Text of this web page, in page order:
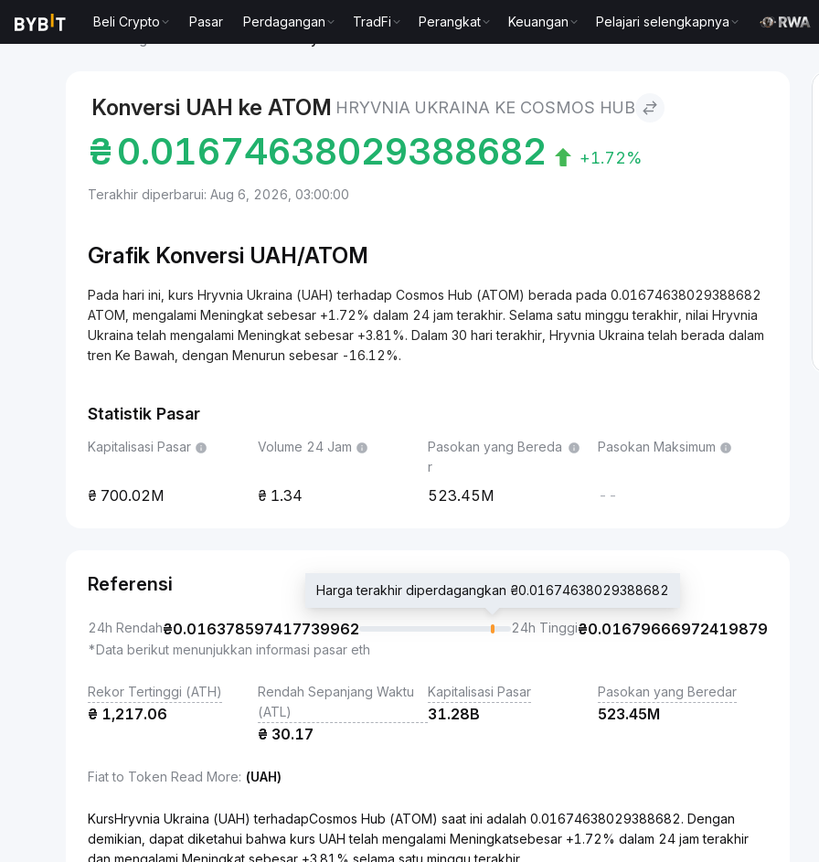
Beli Crypto Pasar Perdagangan TradFi Perangkat Keuangan Pelajari selengkapnya
Konversi UAH ke ATOM HRYVNIA UKRAINA KE COSMOS HUB
₴0.01674638029388682 +1.72%
Terakhir diperbarui: Aug 6, 2026, 03:00:00
Grafik Konversi UAH/ATOM
Pada hari ini, kurs Hryvnia Ukraina (UAH) terhadap Cosmos Hub (ATOM) berada pada 0.01674638029388682
ATOM, mengalami Meningkat sebesar +1.72% dalam 24 jam terakhir. Selama satu minggu terakhir, nilai Hryvnia
Ukraina telah mengalami Meningkat sebesar +3.81%. Dalam 30 hari terakhir, Hryvnia Ukraina telah berada dalam
tren Ke Bawah, dengan Menurun sebesar -16.12%.
Statistik Pasar
Kapitalisasi Pasar
700.02M
Volume 24 Jam
1.34
Pasokan yang Bereda
r
523.45M
Pasokan Maksimum
--
Referensi
24h Rendah₴0.016378597417739962
Harga terakhir diperdagangkan ₴0.01674638029388682
24h Tinggi₴0.01679666972419879
*Data berikut menunjukkan informasi pasar eth
Rekor Tertinggi (ATH)
₴ 1,217.06
Rendah Sepanjang Waktu
(ATL)
₴ 30.17
Kapitalisasi Pasar
31.28B
Pasokan yang Beredar
523.45M
Fiat to Token Read More: (UAH)
KursHryvnia Ukraina (UAH) terhadapCosmos Hub (ATOM) saat ini adalah 0.01674638029388682. Dengan
demikian, dapat diketahui bahwa kurs UAH telah mengalami Meningkatsebesar +1.72% dalam 24 jam terakhir
dan mengalami Meningkat sebesar +3.81% selama satu minggu terakhir.